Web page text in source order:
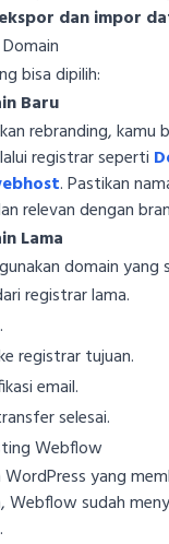
ekspor dan impor
bisa dipilih:
Baru
rebranding, kamu
registrar seperti
. Pastikan
relevan dengan
Lama
domain yang
registrar lama.
registrar tujuan.
email.
selesai.
Webflow
yang
sudah